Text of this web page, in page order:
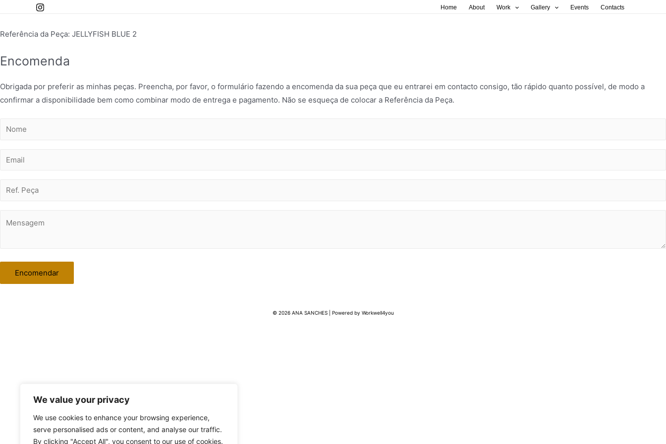
We value your privacy
We use cookies to enhance your browsing experience,
serve personalised ads or content, and analyse our traffic.
By clicking "Accept All", you consent to our use of cookies.
content
Home About Work Gallery Events Contacts
Referência da Peça: JELLYFISH BLUE 2
Encomenda
Obrigada por preferir as minhas peças. Preencha, por favor, o formulário fazendo a encomenda da sua peça que eu entrarei em contacto consigo, tão rápido quanto possível, de modo a
confirmar a disponibilidade bem como combinar modo de entrega e pagamento. Não se esqueça de colocar a Referência da Peça.
© 2026 ANA SANCHES | Powered by Workwell4you